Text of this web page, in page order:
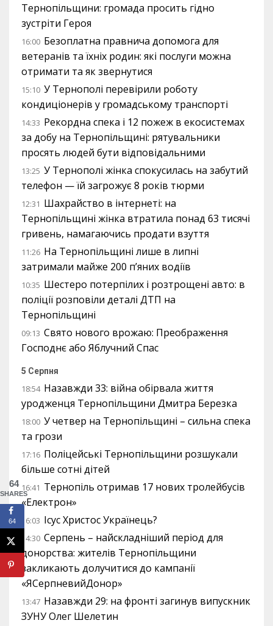
Тернопільщини: громада просить гідно
зустріти Героя
16:00 Безоплатна правнича допомога для
ветеранів та їхніх родин: які послуги можна
отримати та як звернутися
15:10 У Тернополі перевірили роботу
кондиціонерів у громадському транспорті
14:33 Рекордна спека і 12 пожеж в екосистемах
за добу на Тернопільщині: рятувальники
просять людей бути відповідальними
13:25 У Тернополі жінка спокусилась на забутий
телефон — їй загрожує 8 років тюрми
12:31 Шахрайство в інтернеті: на
Тернопільщині жінка втратила понад 63 тисячі
гривень, намагаючись продати взуття
11:26 На Тернопільщині лише в липні
затримали майже 200 п’яних водіїв
10:35 Шестеро потерпілих і розтрощені авто: в
поліції розповіли деталі ДТП на
Тернопільщині
09:13 Свято нового врожаю: Преображення
Господнє або Яблучний Спас
5 Серпня
18:54 Назавжди 33: війна обірвала життя
уродженця Тернопільщини Дмитра Березка
18:00 У четвер на Тернопільщині – сильна спека
та грози
17:16 Поліцейські Тернопільщини розшукали
більше сотні дітей
16:41 Тернопіль отримав 17 нових тролейбусів
«Електрон»
16:03 Ісус Христос Українець?
14:30 Серпень – найскладніший період для
донорства: жителів Тернопільщини
закликають долучитися до кампанії
«ЯСерпневийДонор»
13:47 Назавжди 29: на фронті загинув випускник
ЗУНУ Олег Шелетин
64
SHARES
64